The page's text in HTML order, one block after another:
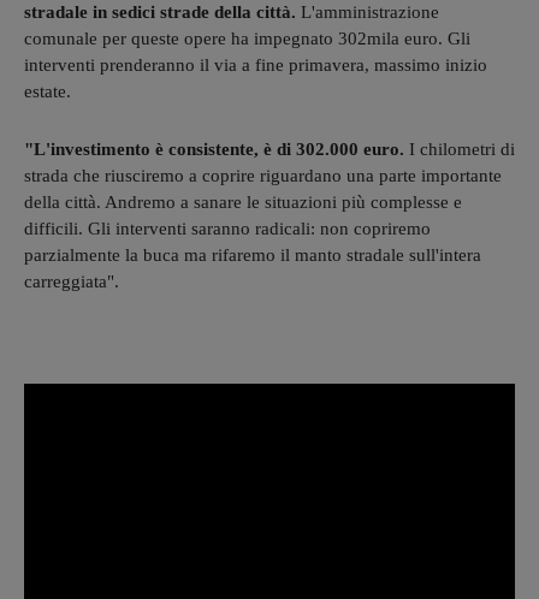
stradale in sedici strade della città. L'amministrazione
comunale per queste opere ha impegnato 302mila euro. Gli
interventi prenderanno il via a fine primavera, massimo inizio
estate.
"L'investimento è consistente, è di 302.000 euro. I chilometri di
strada che riusciremo a coprire riguardano una parte importante
della città. Andremo a sanare le situazioni più complesse e
difficili. Gli interventi saranno radicali: non copriremo
parzialmente la buca ma rifaremo il manto stradale sull'intera
carreggiata".